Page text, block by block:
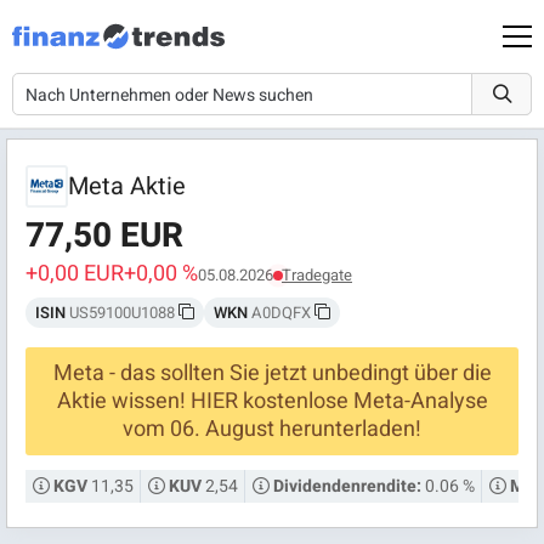
Meta Aktie
77,50 EUR
+0,00 EUR+0,00 %05.08.2026 Tradegate
ISIN US59100U1088 WKNA0DQFX
Meta - das sollten Sie jetzt unbedingt über die
Aktie wissen! HIER kostenlose Meta-Analyse
vom 06. August herunterladen!
KGV11,35 KUV2,54 Dividendenrendite:0.06 %